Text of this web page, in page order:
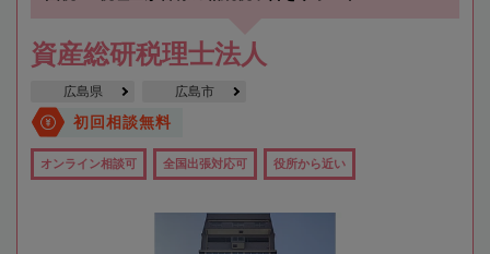
資産総研税理士法人
広島県 広島市
初回相談無料
オンライン相談可 全国出張対応可 役所から近い